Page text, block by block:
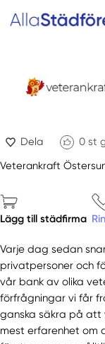
Dela 0 st
Veterankraft
Lägg till städfirma
Varje dag sedan
privatpersoner och
vår bank av olika
förfrågningar vi får
ganska säkra på
mest erfarenhet om